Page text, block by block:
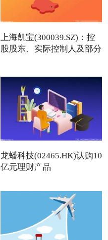
上海凯宝(300039.SZ)：控
股股东、实际控制人及部分
龙蟠科技(02465.HK)认购10
亿元理财产品